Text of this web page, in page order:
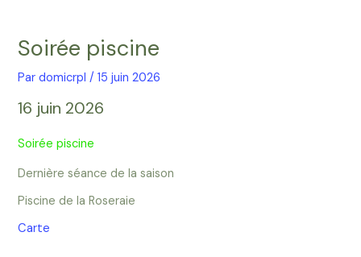
contenu
Soirée piscine
Pardomicrpl/15 juin 2026
16 juin 2026
Soirée piscine
Dernière séance de la saison
Piscine de la Roseraie
Carte
articles